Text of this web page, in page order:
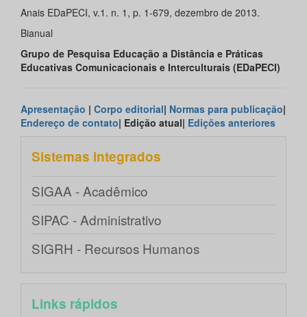
Anais EDaPECI, v.1. n. 1, p. 1-679, dezembro de 2013.
Bianual
Grupo de Pesquisa Educação a Distância e Práticas
Educativas Comunicacionais e Interculturais (EDaPECI)
Apresentação | Corpo editorial| Normas para publicação|
Endereço de contato| Edição atual| Edições anteriores
Sistemas integrados
SIGAA - Acadêmico
SIPAC - Administrativo
SIGRH - Recursos Humanos
Links rápidos